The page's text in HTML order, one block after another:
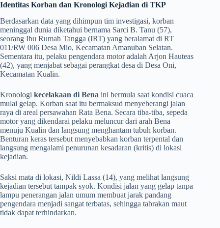
Identitas Korban dan Kronologi Kejadian di TKP
​Berdasarkan data yang dihimpun tim investigasi, korban
meninggal dunia diketahui bernama Sarci B. Tanu (57),
seorang Ibu Rumah Tangga (IRT) yang beralamat di RT
011/RW 006 Desa Mio, Kecamatan Amanuban Selatan.
Sementara itu, pelaku pengendara motor adalah Arjon Hauteas
(42), yang menjabat sebagai perangkat desa di Desa Oni,
Kecamatan Kualin.
​Kronologi kecelakaan di Bena ini bermula saat kondisi cuaca
mulai gelap. Korban saat itu bermaksud menyeberangi jalan
raya di areal persawahan Rata Bena. Secara tiba-tiba, sepeda
motor yang dikendarai pelaku meluncur dari arah Bena
menuju Kualin dan langsung menghantam tubuh korban.
Benturan keras tersebut menyebabkan korban terpental dan
langsung mengalami penurunan kesadaran (kritis) di lokasi
kejadian.
​Saksi mata di lokasi, Nildi Lassa (14), yang melihat langsung
kejadian tersebut tampak syok. Kondisi jalan yang gelap tanpa
lampu penerangan jalan umum membuat jarak pandang
pengendara menjadi sangat terbatas, sehingga tabrakan maut
tidak dapat terhindarkan.